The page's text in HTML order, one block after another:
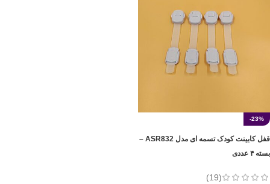
-23%
قفل کابینت کودک تسمه ای مدل ASR832 –
بسته ۴ عددی
(19)